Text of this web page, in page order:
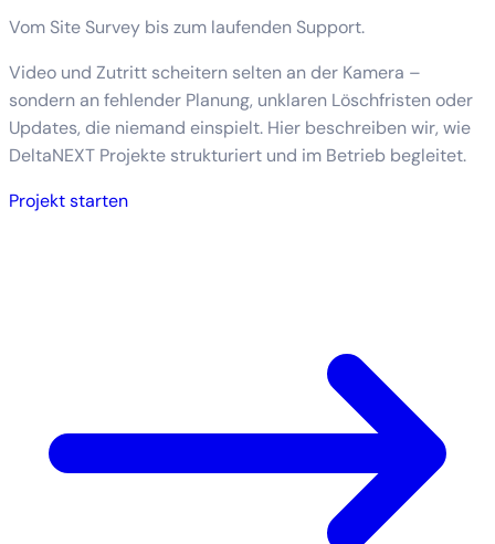
Vom Site Survey bis zum laufenden Support.
Video und Zutritt scheitern selten an der Kamera –
sondern an fehlender Planung, unklaren Löschfristen oder
Updates, die niemand einspielt. Hier beschreiben wir, wie
DeltaNEXT Projekte strukturiert und im Betrieb begleitet.
Projekt starten